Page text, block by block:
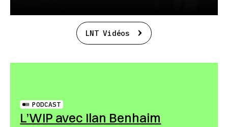
LNT Vidéos
PODCAST
L’WIP avec Ilan Benhaim